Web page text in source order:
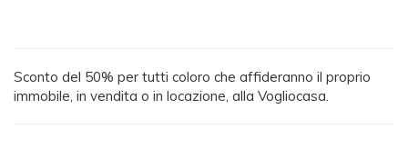
Sconto del 50% per tutti coloro che affideranno il proprio
immobile, in vendita o in locazione, alla Vogliocasa.